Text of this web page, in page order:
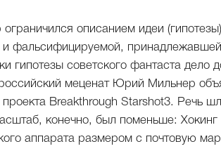
ограничился описанием идеи
фальсифицируемой,
гипотезы советского фантаста дело
меценат Юрий Мильнер
Breakthrough Starshot3. Речь
конечно, был поменьше:
аппарата размером с почтовую